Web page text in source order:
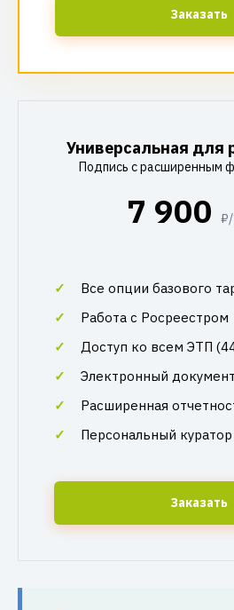
Заказать
Универсальная для
Подпись с расширенным
7 900
Все опции базового
Работа с Росреестром
Доступ ко всем ЭТП
Электронный
Расширенная
Персональный куратор
Заказать